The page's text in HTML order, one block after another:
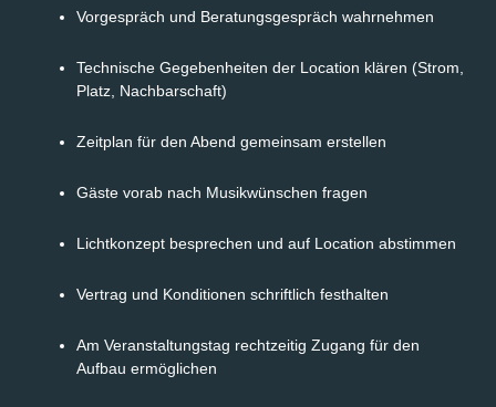
Vorgespräch und Beratungsgespräch wahrnehmen
Technische Gegebenheiten der Location klären (Strom,
Platz, Nachbarschaft)
Zeitplan für den Abend gemeinsam erstellen
Gäste vorab nach Musikwünschen fragen
Lichtkonzept besprechen und auf Location abstimmen
Vertrag und Konditionen schriftlich festhalten
Am Veranstaltungstag rechtzeitig Zugang für den
Aufbau ermöglichen